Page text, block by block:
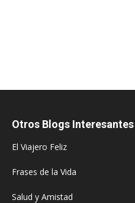
Otros Blogs Interesantes
El Viajero Feliz
Frases de la Vida
Salud y Amistad